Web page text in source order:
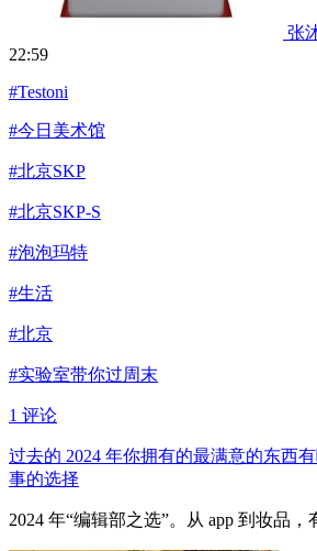
张
22:59
#Testoni
#今日美术馆
#北京SKP
#北京SKP-S
#泡泡玛特
#生活
#北京
#实验室带你过周末
1 评论
过去的 2024 年你拥有的最满意的东西
事的选择
2024 年“编辑部之选”。从 app 到妆品，